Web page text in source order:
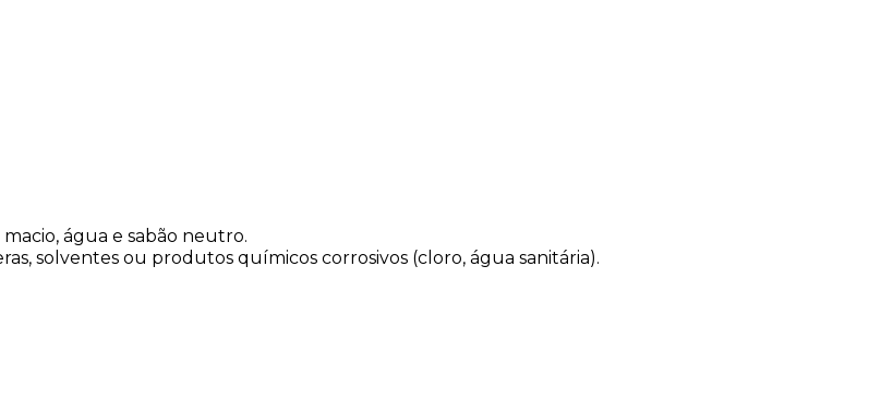
água e sabão neutro.
solventes ou produtos químicos corrosivos (cloro, água sanitária).